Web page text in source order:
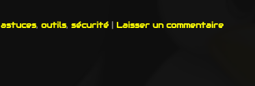
astuces, outils, sécurité | Laisser un commentaire